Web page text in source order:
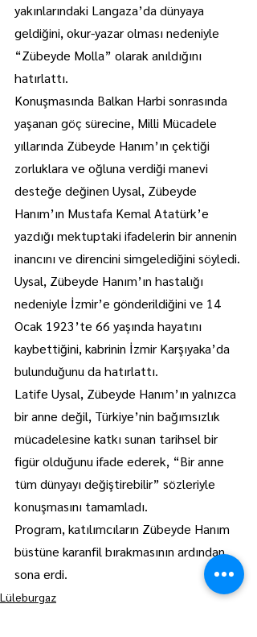
yakınlarındaki Langaza’da dünyaya
geldiğini, okur-yazar olması nedeniyle
“Zübeyde Molla” olarak anıldığını
hatırlattı.
Konuşmasında Balkan Harbi sonrasında
yaşanan göç sürecine, Milli Mücadele
yıllarında Zübeyde Hanım’ın çektiği
zorluklara ve oğluna verdiği manevi
desteğe değinen Uysal, Zübeyde
Hanım’ın Mustafa Kemal Atatürk’e
yazdığı mektuptaki ifadelerin bir annenin
inancını ve direncini simgelediğini söyledi.
Uysal, Zübeyde Hanım’ın hastalığı
nedeniyle İzmir’e gönderildiğini ve 14
Ocak 1923’te 66 yaşında hayatını
kaybettiğini, kabrinin İzmir Karşıyaka’da
bulunduğunu da hatırlattı.
Latife Uysal, Zübeyde Hanım’ın yalnızca
bir anne değil, Türkiye’nin bağımsızlık
mücadelesine katkı sunan tarihsel bir
figür olduğunu ifade ederek, “Bir anne
tüm dünyayı değiştirebilir” sözleriyle
konuşmasını tamamladı.
Program, katılımcıların Zübeyde Hanım
büstüne karanfil bırakmasının ardından
sona erdi.
Lüleburgaz